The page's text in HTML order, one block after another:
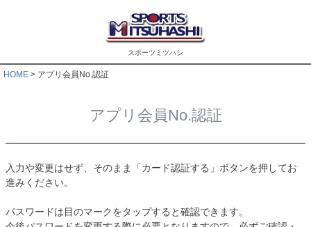
スポーツミツハシ
HOME アプリ会員No.認証
アプリ会員No.認証
入力や変更はせず、そのまま「カード認証する」ボタンを押してお
進みください。
パスワードは目のマークをタップすると確認できます。